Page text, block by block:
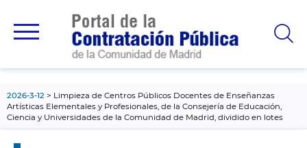
principal
2026-3-12
Limpieza de Centros Públicos Docentes de Enseñanzas
Artísticas Elementales y Profesionales, de la Consejería de Educación,
Ciencia y Universidades de la Comunidad de Madrid, dividido en lotes